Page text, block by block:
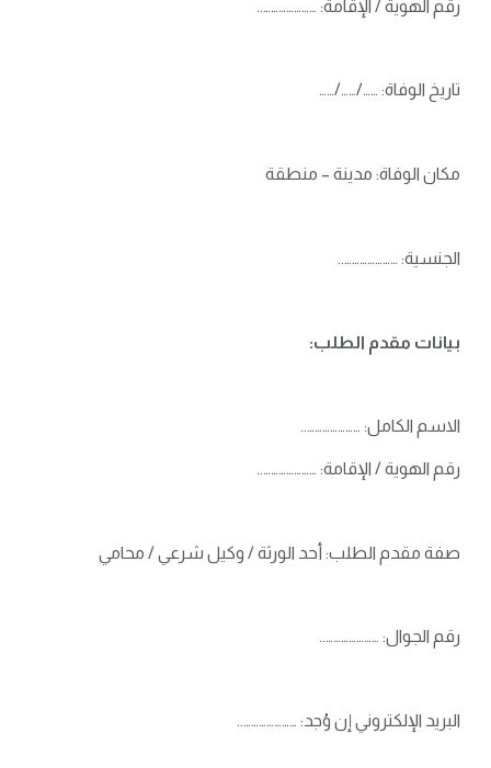
رقم الهوية / الإقامة: …………………..
تاريخ الوفاة: ……/……/……
مكان الوفاة: مدينة – منطقة
الجنسية: …………………..
بيانات مقدم الطلب:
الاسم الكامل: …………………..
رقم الهوية / الإقامة: …………………..
صفة مقدم الطلب: أحد الورثة / وكيل شرعي / محامي
رقم الجوال: …………………..
البريد الإلكتروني إن وُجد: …………………..